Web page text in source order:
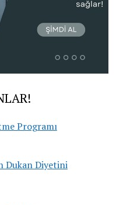
Programı
Dukan Diyetini